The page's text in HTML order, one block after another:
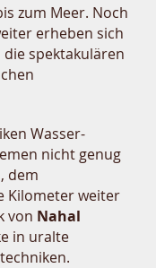
zum Meer. Noch
erheben sich
spektakulären
Wasser-
nicht genug
dem
Kilometer weiter
von Nahal
in uralte